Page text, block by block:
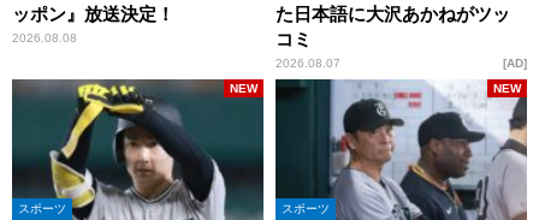
ッポン』放送決定！
2026.08.08
た日本語に大沢あかねがツッ
コミ
2026.08.07 AD
スポーツ
NEW
スポーツ
NEW